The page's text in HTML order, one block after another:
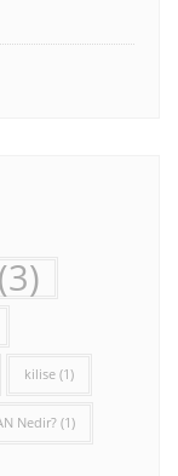
(3)
kilise (1)
Nedir? (1)